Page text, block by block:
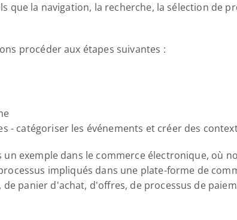
que la navigation, la recherche, la sélection de
procéder aux étapes suivantes :
- catégoriser les événements et créer des
exemple dans le commerce électronique, où
impliqués dans une plate-forme de
panier d'achat, d'offres, de processus de